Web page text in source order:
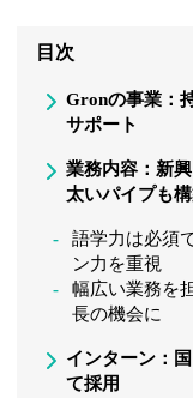
目次
Gronの事業：
サポート
業務内容：新
太いパイプも
語学力は必須
ン力を重視
幅広い業務を
長の機会に
インターン：
て採用